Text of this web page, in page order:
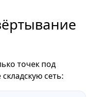
точек под
сеть: